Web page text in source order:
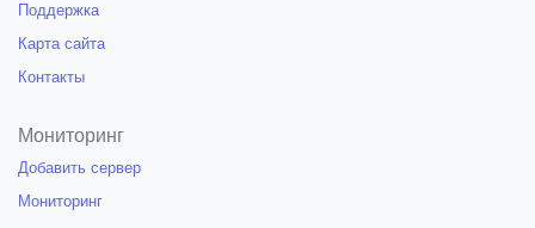
Поддержка
Карта сайта
Контакты
Мониторинг
Добавить сервер
Мониторинг